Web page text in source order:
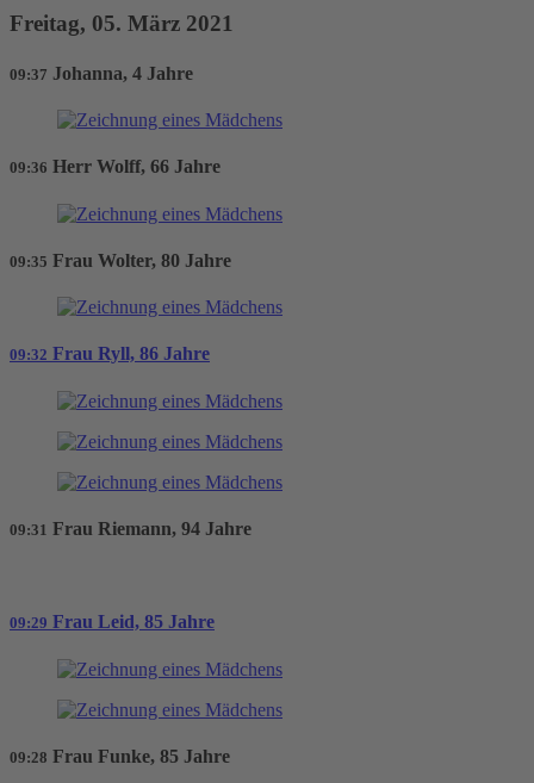
Freitag, 05. März 2021
09:37 Johanna, 4 Jahre
09:36 Herr Wolff, 66 Jahre
09:35 Frau Wolter, 80 Jahre
09:32 Frau Ryll, 86 Jahre
09:31 Frau Riemann, 94 Jahre
09:29 Frau Leid, 85 Jahre
09:28 Frau Funke, 85 Jahre